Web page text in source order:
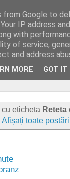
eticheta
Afișați toate
from Google to
IP address
with
of service,
and address
MORE GOT IT